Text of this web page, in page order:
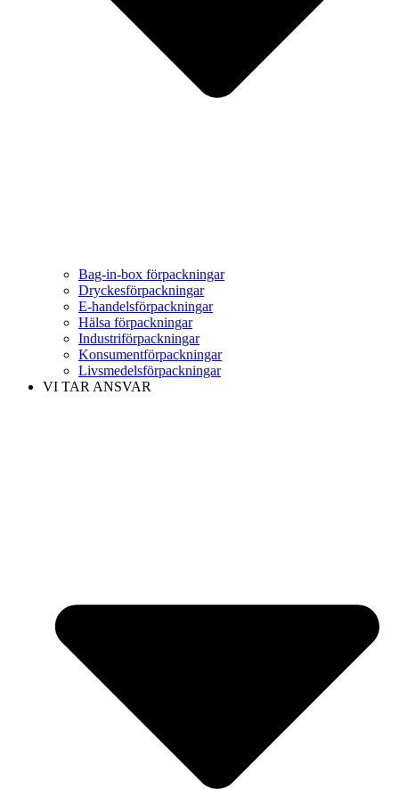
Bag-in-box förpackningar
Dryckesförpackningar
E-handelsförpackningar
Hälsa förpackningar
Industriförpackningar
Konsumentförpackningar
Livsmedelsförpackningar
VI TAR ANSVAR